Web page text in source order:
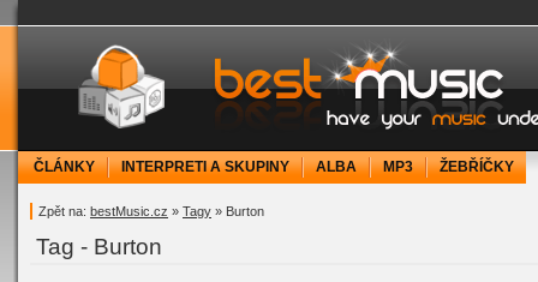
bestMusic.cz - Have your music under
ČLÁNKY INTERPRETI A SKUPINY ALBA MP3 ŽEBŘÍČKY
Zpět na: bestMusic.cz » Tagy » Burton
Tag - Burton